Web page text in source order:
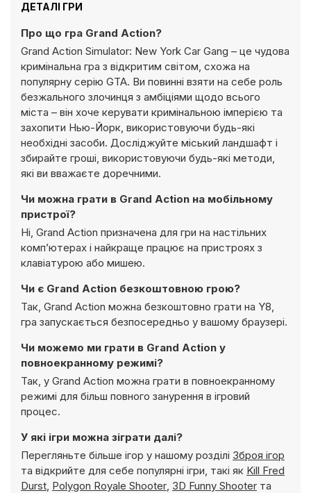
ДЕТАЛІ ГРИ
Про що гра Grand Action?
Grand Action Simulator: New York Car Gang – це чудова
кримінальна гра з відкритим світом, схожа на
популярну серію GTA. Ви повинні взяти на себе роль
безжального злочинця з амбіціями щодо всього
міста – він хоче керувати кримінальною імперією та
захопити Нью-Йорк, використовуючи будь-які
необхідні засоби. Досліджуйте міський ландшафт і
збирайте гроші, використовуючи будь-які методи,
які ви вважаєте доречними.
Чи можна грати в Grand Action на мобільному
пристрої?
Ні, Grand Action призначена для гри на настільних
комп’ютерах і найкраще працює на пристроях з
клавіатурою або мишею.
Чи є Grand Action безкоштовною грою?
Так, Grand Action можна безкоштовно грати на Y8,
гра запускається безпосередньо у вашому браузері.
Чи можемо ми грати в Grand Action у
повноекранному режимі?
Так, у Grand Action можна грати в повноекранному
режимі для більш повного занурення в ігровий
процес.
У які ігри можна зіграти далі?
Перегляньте більше ігор у нашому розділі Зброя ігор
та відкрийте для себе популярні ігри, такі як Kill Fred
Durst, Polygon Royale Shooter, 3D Funny Shooter та